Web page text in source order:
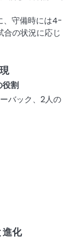
守備時には4-
合の状況に応じ
役割
バック、2人の
進化